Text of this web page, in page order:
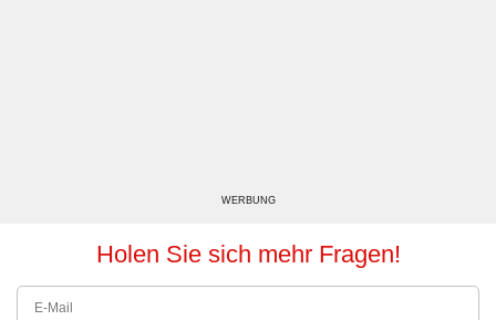
WERBUNG
Holen Sie sich mehr Fragen!